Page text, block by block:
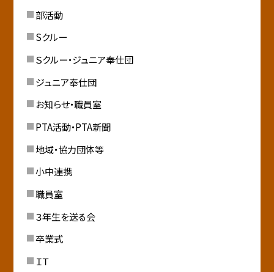
部活動
Sクルー
Ｓクルー・ジュニア奉仕団
ジュニア奉仕団
お知らせ・職員室
PTA活動・PTA新聞
地域・協力団体等
小中連携
職員室
３年生を送る会
卒業式
ＩＴ